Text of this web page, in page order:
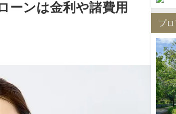
ーンは金利や諸費用
プ